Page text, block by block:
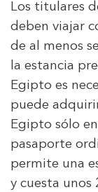
Los titulares
deben viajar
de al menos
la estancia
Egipto es
puede
Egipto sólo
pasaporte
permite una
y cuesta unos